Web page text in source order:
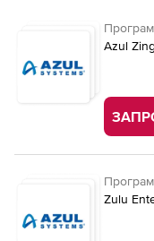
Azul Zing
Zulu